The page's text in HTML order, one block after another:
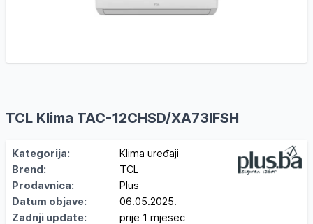
TCL Klima TAC-12CHSD/XA73IFSH
Kategorija:
Klima uređaji
Brend:
TCL
Prodavnica:
Plus
Datum objave:
06.05.2025.
Zadnji update:
prije 1 mjesec